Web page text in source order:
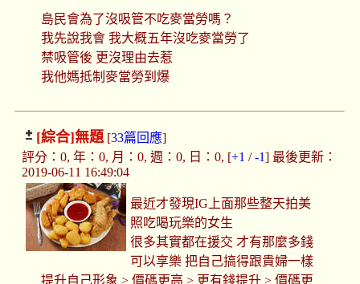
島民會為了沒吸管不吃麥當勞嗎？
我先說我會 我大概五年沒吃麥當勞了
禁吸管後 更沒理由去惹
我他媽抵制麥當勞到爆
[綜合]無題[33篇回應]
評分：0, 年：0, 月：0, 週：0, 日：0, [+1 /-1] 最後更新：
2019-06-11 16:49:04
最近才發現IG上面那些整天拍美
照吃喝玩樂的女生
很多其實都在援交 才有那麼多錢
可以享樂 把自己搞得跟貴婦一樣
提升自己形象 > 價碼更高 > 更有錢提升 > 價碼更